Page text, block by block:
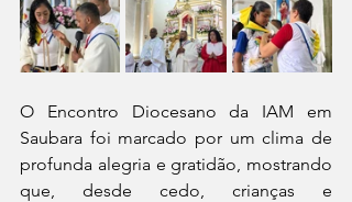
O Encontro Diocesano da IAM em
Saubara foi marcado por um clima de
profunda alegria e gratidão, mostrando
que, desde cedo, crianças e